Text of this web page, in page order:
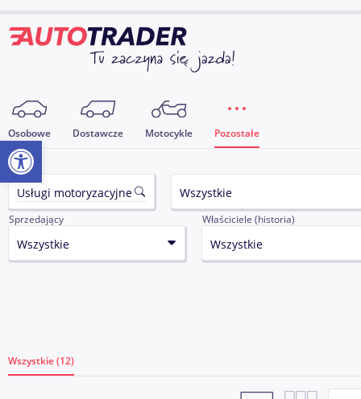
Osobowe Dostawcze Motocykle Pozostałe
Sprzedający Właściciele (historia)
Wszystkie (12)
Otwórz pasek narzędzi